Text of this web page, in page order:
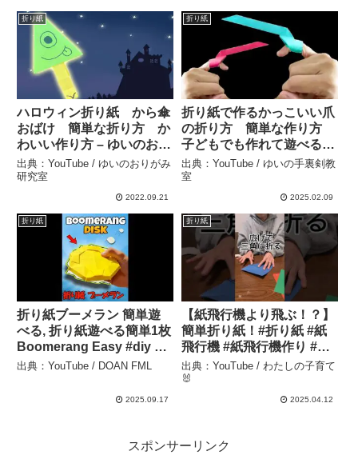
折り紙
ハロウィン折り紙 から傘
おばけ 簡単な折り方 か
わいい作り方 – ゆいのおり
がみ研究室
出典：YouTube / ゆいのおりがみ
研究室
2022.09.21
折り紙
折り紙で作るかっこいい爪
の折り方 簡単な作り方
子どもでも作れて遊べるお
りがみ origami 【音声解
説あり】 – ゆいの手裏剣教
出典：YouTube / ゆいの手裏剣教
室
2025.02.09
折り紙
折り紙ブーメラン 簡単遊
べる, 折り紙遊べる簡単1枚
Boomerang Easy #diy –
DOAN FML
出典：YouTube / DOAN FML
2025.09.17
折り紙
【紙飛行機より飛ぶ！？】
簡単折り紙！#折り紙 #紙
飛行機 #紙飛行機作り #折
り紙遊び #子ども #子ども
のいる暮らし – わたしの子
出典：YouTube / わたしの子育て
🐰
2025.04.12
スポンサーリンク